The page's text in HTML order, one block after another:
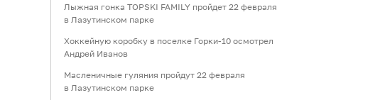
Лыжная гонка TOPSKI FAMILY пройдет 22 февраля
в Лазутинском парке
Хоккейную коробку в поселке Горки-10 осмотрел
Андрей Иванов
Масленичные гуляния пройдут 22 февраля
в Лазутинском парке